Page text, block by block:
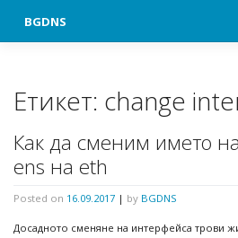
BGDNS
Етикет: change
Как да сменим името
ens на eth
Posted on 16.09.2017 | by BGDNS
Досадното сменяне на интерфейса трови